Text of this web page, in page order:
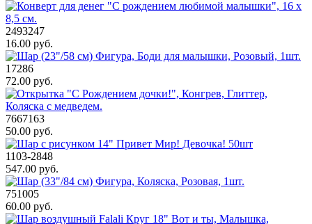
2493247
16.00 руб.
17286
72.00 руб.
7667163
50.00 руб.
1103-2848
547.00 руб.
751005
60.00 руб.